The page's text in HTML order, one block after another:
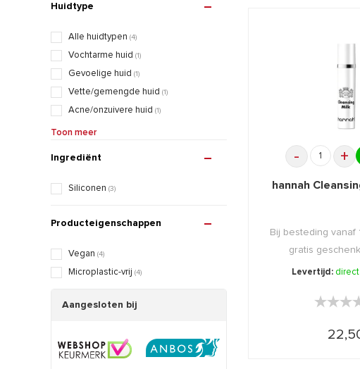
Huidtype
Alle huidtypen (4)
Vochtarme huid (1)
Gevoelige huid (1)
Vette/gemengde huid (1)
Acne/onzuivere huid (1)
Rijpe huid
Toon meer
Ingrediënt
Siliconen (3)
Producteigenschappen
Vegan (4)
Microplastic-vrij (4)
Aangesloten bij
- +
hannah
Bij besteding vanaf
gratis geschenk
Levertijd: